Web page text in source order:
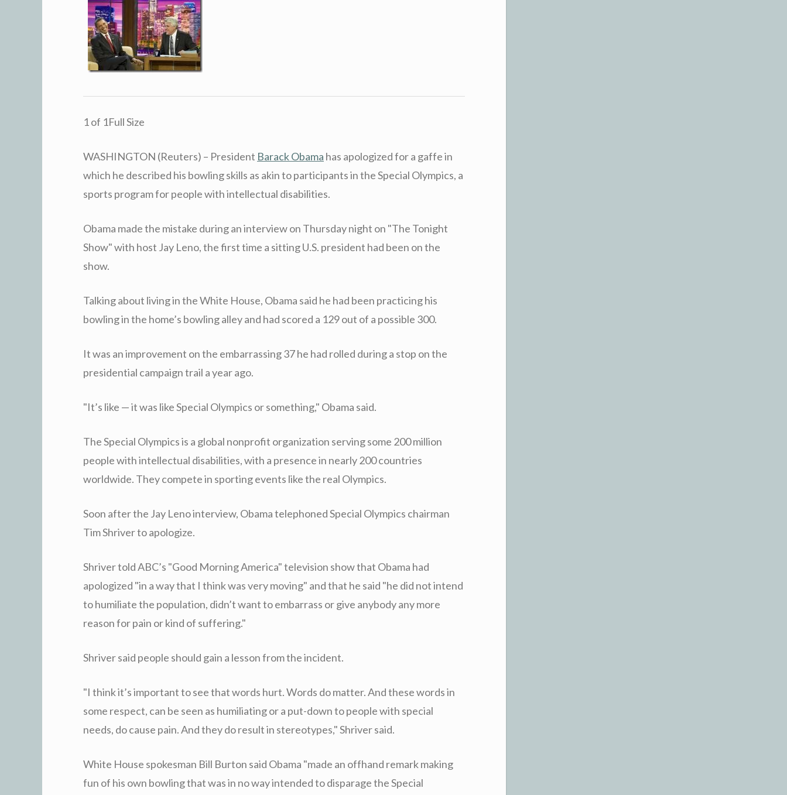
1 of 1Full Size
WASHINGTON (Reuters) – President Barack Obama has apologized for a gaffe in
which he described his bowling skills as akin to participants in the Special Olympics, a
sports program for people with intellectual disabilities.
Obama made the mistake during an interview on Thursday night on "The Tonight
Show" with host Jay Leno, the first time a sitting U.S. president had been on the
show.
Talking about living in the White House, Obama said he had been practicing his
bowling in the home’s bowling alley and had scored a 129 out of a possible 300.
It was an improvement on the embarrassing 37 he had rolled during a stop on the
presidential campaign trail a year ago.
"It’s like — it was like Special Olympics or something," Obama said.
The Special Olympics is a global nonprofit organization serving some 200 million
people with intellectual disabilities, with a presence in nearly 200 countries
worldwide. They compete in sporting events like the real Olympics.
Soon after the Jay Leno interview, Obama telephoned Special Olympics chairman
Tim Shriver to apologize.
Shriver told ABC’s "Good Morning America" television show that Obama had
apologized "in a way that I think was very moving" and that he said "he did not intend
to humiliate the population, didn’t want to embarrass or give anybody any more
reason for pain or kind of suffering."
Shriver said people should gain a lesson from the incident.
"I think it’s important to see that words hurt. Words do matter. And these words in
some respect, can be seen as humiliating or a put-down to people with special
needs, do cause pain. And they do result in stereotypes," Shriver said.
White House spokesman Bill Burton said Obama "made an offhand remark making
fun of his own bowling that was in no way intended to disparage the Special